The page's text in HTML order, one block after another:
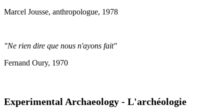
Marcel Jousse, anthropologue, 1978
"Ne rien dire que nous n'ayons fait"
Fernand Oury, 1970
Experimental Archaeology - L'archéologie